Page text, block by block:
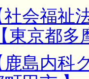
社会福
東京都多
鹿島内